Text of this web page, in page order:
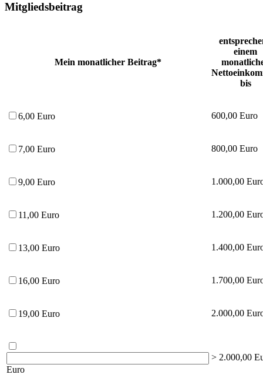
Mitgliedsbeitrag
Mein monatlicher Beitrag*
einem
bis
6,00 Euro 600,00 Euro
7,00 Euro 800,00 Euro
9,00 Euro 1.000,00
11,00 Euro 1.200,00
13,00 Euro 1.400,00
16,00 Euro 1.700,00
19,00 Euro 2.000,00
Euro
> 2.000,00